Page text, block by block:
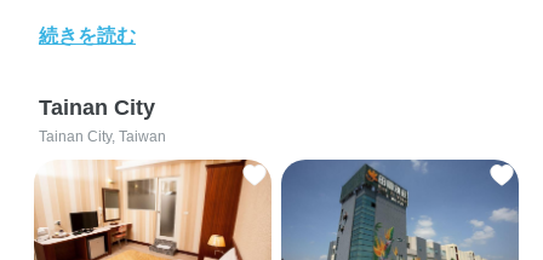
続きを読む
Tainan City
Tainan City, Taiwan